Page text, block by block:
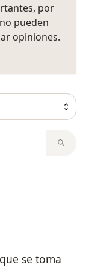
por
pueden
opiniones.
se toma